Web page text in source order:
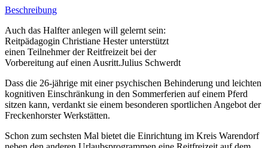
Beschreibung
Auch das Halfter anlegen will gelernt sein:
Reitpädagogin Christiane Hester unterstützt
einen Teilnehmer der Reitfreizeit bei der
Vorbereitung auf einen Ausritt.Julius Schwerdt
Dass die 26-jährige mit einer psychischen Behinderung und leichten
kognitiven Einschränkung in den Sommerferien auf einem Pferd
sitzen kann, verdankt sie einem besonderen sportlichen Angebot der
Freckenhorster Werkstätten.
Schon zum sechsten Mal bietet die Einrichtung im Kreis Warendorf